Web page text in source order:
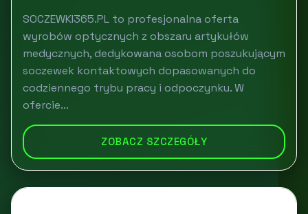
SOCZEWKI365.PL to profesjonalna oferta
wyrobów optycznych z obszaru artykułów
medycznych, dedykowana osobom poszukującym
soczewek kontaktowych dopasowanych do
codziennego trybu pracy i odpoczynku. W
ofercie...
ZOBACZ SZCZEGÓŁY